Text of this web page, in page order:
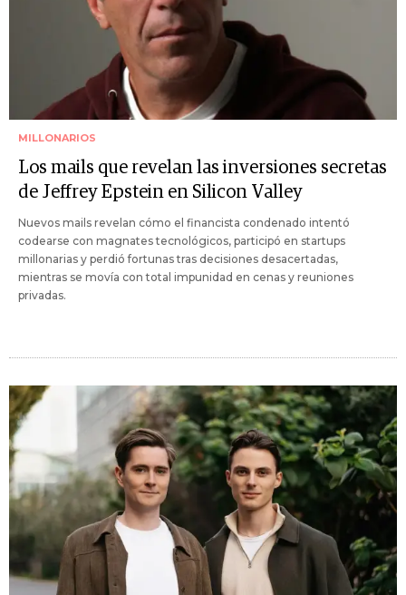
MILLONARIOS
Los mails que revelan las inversiones secretas
de Jeffrey Epstein en Silicon Valley
Nuevos mails revelan cómo el financista condenado intentó
codearse con magnates tecnológicos, participó en startups
millonarias y perdió fortunas tras decisiones desacertadas,
mientras se movía con total impunidad en cenas y reuniones
privadas.